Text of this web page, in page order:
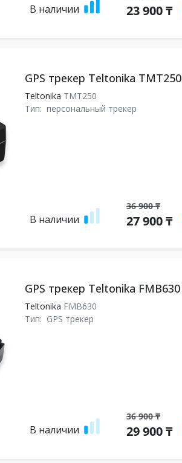
В наличии 23 900 ₸
GPS трекер Teltonika TMT250
Teltonika TMT250
Тип: персональный трекер
В наличии
36 900 ₸
27 900 ₸
GPS трекер Teltonika FMB630
Teltonika FMB630
Тип: GPS трекер
В наличии
36 900 ₸
29 900 ₸